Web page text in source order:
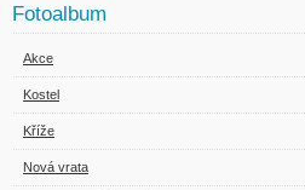
Fotoalbum
Akce
Kostel
Kříže
Nová vrata